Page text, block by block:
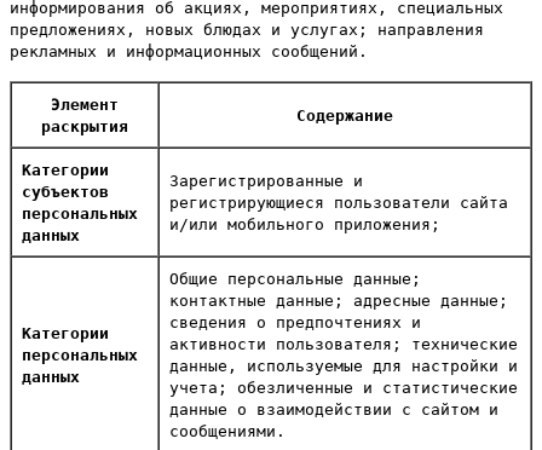
информирования об акциях, мероприятиях, специальных
предложениях, новых блюдах и услугах; направления
рекламных и информационных сообщений.
Элемент
раскрытия
Содержание
Категории
субъектов
персональных
данных
Зарегистрированные и
регистрирующиеся пользователи сайта
и/или мобильного приложения;
Категории
персональных
данных
Общие персональные данные;
контактные данные; адресные данные;
сведения о предпочтениях и
активности пользователя; технические
данные, используемые для настройки и
учета; обезличенные и статистические
данные о взаимодействии с сайтом и
сообщениями.